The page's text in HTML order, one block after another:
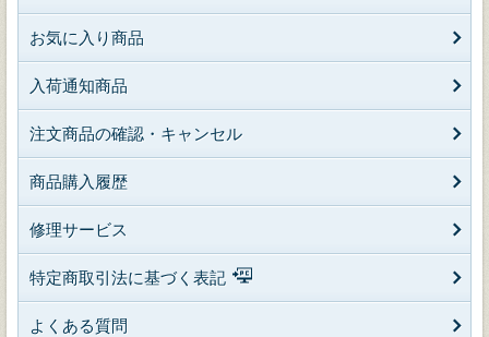
お気に入り商品
入荷通知商品
注文商品の確認・キャンセル
商品購入履歴
修理サービス
特定商取引法に基づく表記
よくある質問